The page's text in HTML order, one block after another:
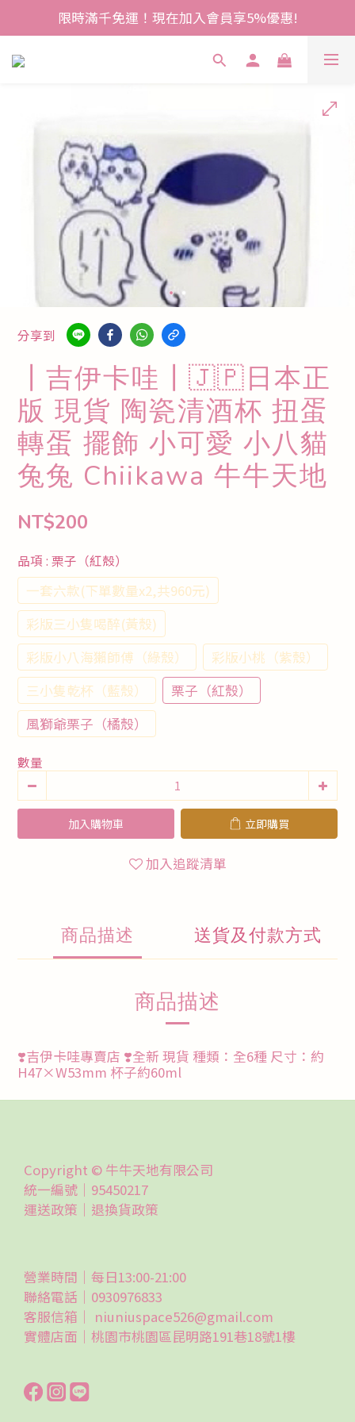
限時滿千免運！現在加入會員享5%優惠!
分享到
┃吉伊卡哇┃🇯🇵日本正
版 現貨 陶瓷清酒杯 扭蛋
轉蛋 擺飾 小可愛 小八貓
兔兔 Chiikawa 牛牛天地
NT$200
品項 : 栗子（紅殼）
一套六款(下單數量x2,共960元)
彩版三小隻喝醉(黃殼)
彩版小八海獺師傅（綠殼）
彩版小桃（紫殼）
三小隻乾杯（藍殼）
栗子（紅殼）
風獅爺栗子（橘殼）
數量
加入購物車 立即購買
加入追蹤清單
商品描述 送貨及付款方式
商品描述
❣️吉伊卡哇專賣店 ❣️全新 現貨 種類：全6種 尺寸：約
H47×W53mm 杯子約60ml
Copyright © 牛牛天地有限公司
統一編號｜95450217
運送政策｜ 退換貨政策
營業時間｜每日13:00-21:00
聯絡電話｜0930976833
客服信箱｜ niuniuspace526@gmail.com
實體店面｜桃園市桃園區昆明路191巷18號1樓